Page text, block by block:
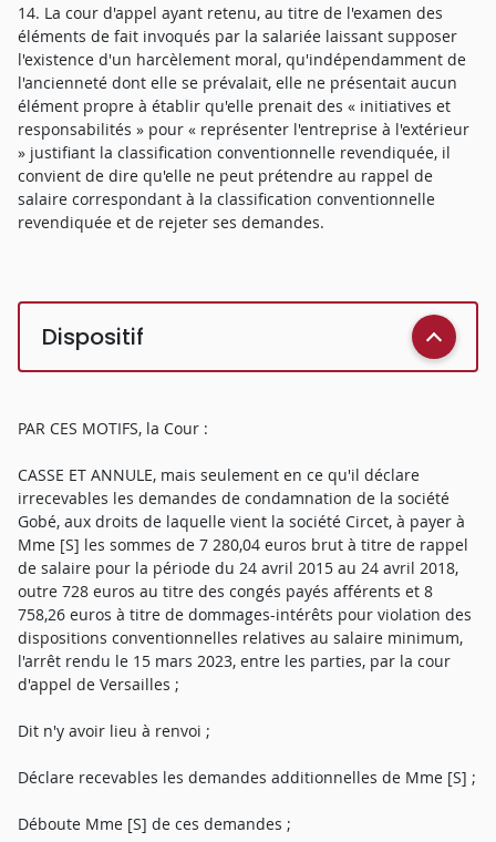
14. La cour d'appel ayant retenu, au titre de l'examen des
éléments de fait invoqués par la salariée laissant supposer
l'existence d'un harcèlement moral, qu'indépendamment de
l'ancienneté dont elle se prévalait, elle ne présentait aucun
élément propre à établir qu'elle prenait des « initiatives et
responsabilités » pour « représenter l'entreprise à l'extérieur
» justifiant la classification conventionnelle revendiquée, il
convient de dire qu'elle ne peut prétendre au rappel de
salaire correspondant à la classification conventionnelle
revendiquée et de rejeter ses demandes.
Dispositif
PAR CES MOTIFS, la Cour :
CASSE ET ANNULE, mais seulement en ce qu'il déclare
irrecevables les demandes de condamnation de la société
Gobé, aux droits de laquelle vient la société Circet, à payer à
Mme [S] les sommes de 7 280,04 euros brut à titre de rappel
de salaire pour la période du 24 avril 2015 au 24 avril 2018,
outre 728 euros au titre des congés payés afférents et 8
758,26 euros à titre de dommages-intérêts pour violation des
dispositions conventionnelles relatives au salaire minimum,
l'arrêt rendu le 15 mars 2023, entre les parties, par la cour
d'appel de Versailles ;
Dit n'y avoir lieu à renvoi ;
Déclare recevables les demandes additionnelles de Mme [S] ;
Déboute Mme [S] de ces demandes ;